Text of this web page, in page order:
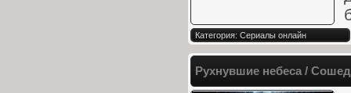
Категория: Сериалы онлайн
Рухнувшие небеса /